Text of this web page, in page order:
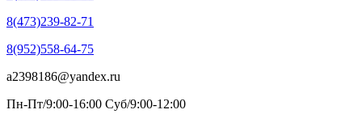
8(473)239-82-71
8(952)558-64-75
a2398186@yandex.ru
Пн-Пт/9:00-16:00 Суб/9:00-12:00